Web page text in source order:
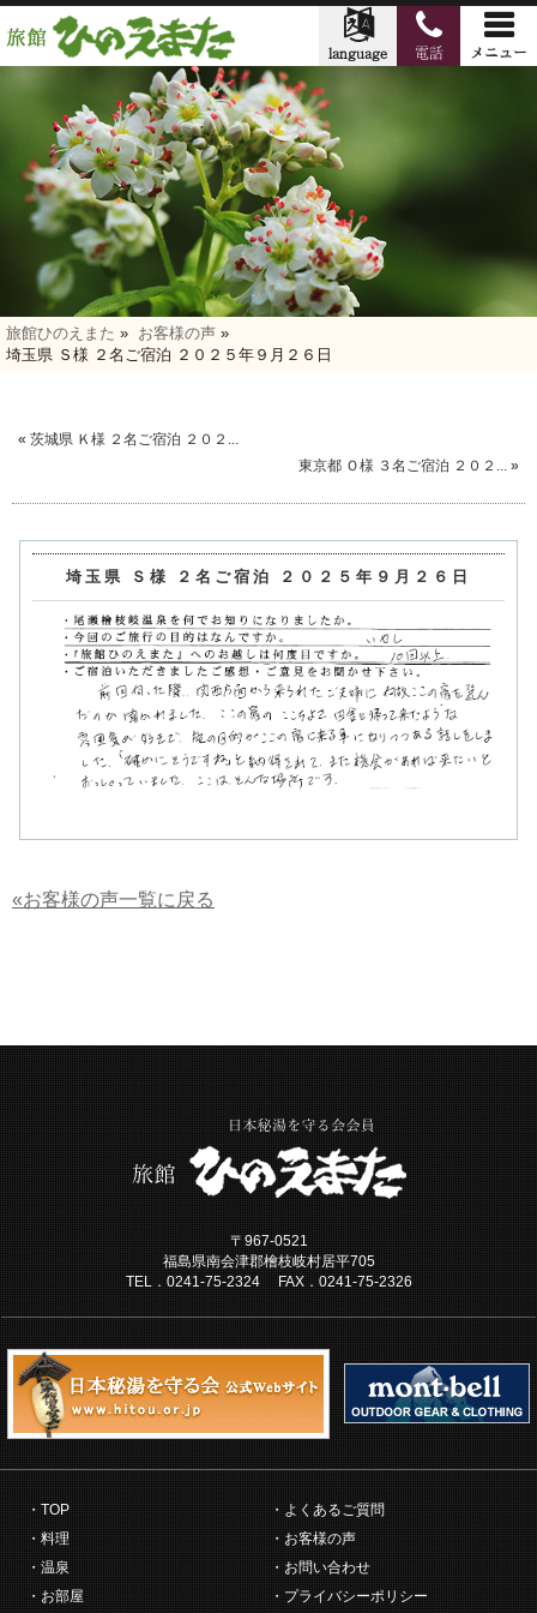
旅館ひのえまた » お客様の声 »
埼玉県 Ｓ様 ２名ご宿泊 ２０２５年９月２６日
« 茨城県 Ｋ様 ２名ご宿泊 ２０２...
東京都 Ｏ様 ３名ご宿泊 ２０２... »
埼玉県 Ｓ様 ２名ご宿泊 ２０２５年９月２６日
«お客様の声一覧に戻る
〒967-0521
福島県南会津郡檜枝岐村居平705
TEL．0241-75-2324 FAX．0241-75-2326
TOP
料理
温泉
お部屋
よくあるご質問
お客様の声
お問い合わせ
プライバシーポリシー